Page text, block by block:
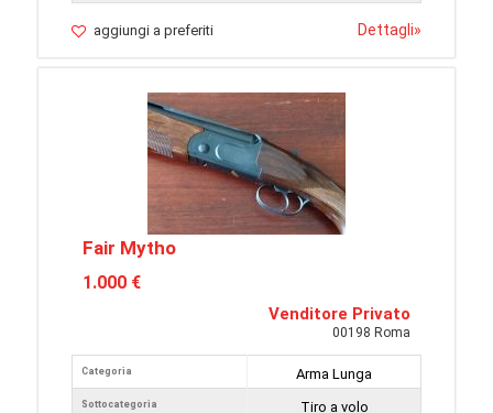
aggiungi a preferiti Dettagli»
Fair Mytho
1.000 €
Venditore Privato
00198 Roma
Categoria
Sottocategoria
Arma Lunga
Tiro a volo